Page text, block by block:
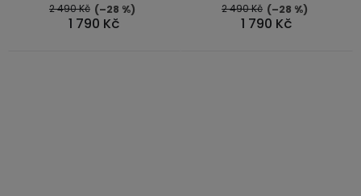
1 790 Kč
2 490 Kč (–28 %)
5
hvězdiček.
1 790 Kč
2 490 Kč (–28 %)